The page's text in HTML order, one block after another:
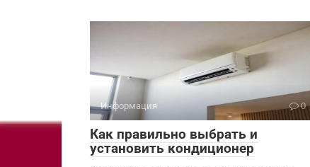
Информация 0
Как правильно выбрать и
установить кондиционер